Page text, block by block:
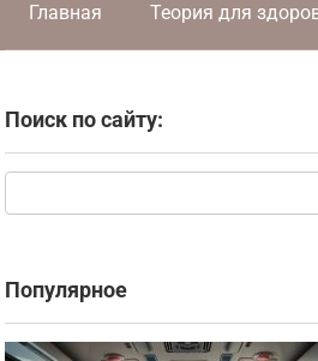
Главная Теория для
Поиск по сайту:
Популярное